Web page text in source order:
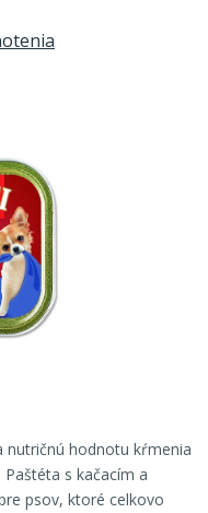
nutričnú hodnotu kŕmenia
s kačacím a
psov, ktoré celkovo